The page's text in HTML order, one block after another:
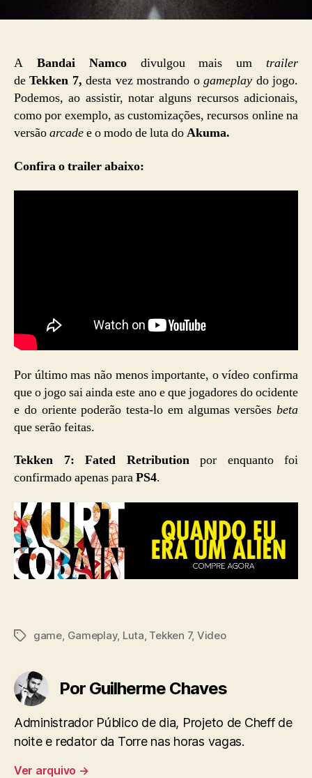
A Bandai Namco divulgou mais um trailer
deTekken 7, desta vez mostrando ogameplay do jogo.
Podemos, ao assistir, notar alguns recursos adicionais,
como por exemplo, as customizações, recursos online na
versãoarcadee o modo de luta doAkuma.
Confira o trailer abaixo:
Por último mas não menos importante, o vídeo confirma
que o jogo sai ainda este ano e que jogadores do ocidente
e do oriente poderão testa-lo em algumas versões beta
que serão feitas.
Tekken 7: Fated Retribution por enquanto foi
confirmado apenas paraPS4.
Tagsgame, Gameplay, Luta, Tekken 7, Video
Por Guilherme Chaves
Administrador Público de dia, Projeto de Cheff de
noite e redator da Torre nas horas vagas.
Ver arquivo →